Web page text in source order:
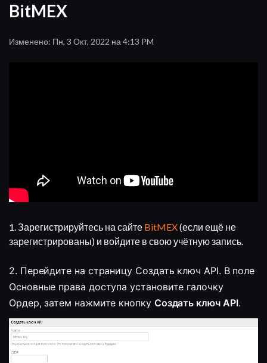
BitMEX
Изменено: Пн, 3 Окт, 2022 на 4:13 PM
1. Зарегистрируйтесь на сайте BitMEX(если ещё не
зарегистрированы) и войдите в свою учётную запись.
2. Перейдите на страницу Создать ключ API. В поле
Основные права доступа установите галочку
Ордер, затем нажмите кнопку Создать ключ API.